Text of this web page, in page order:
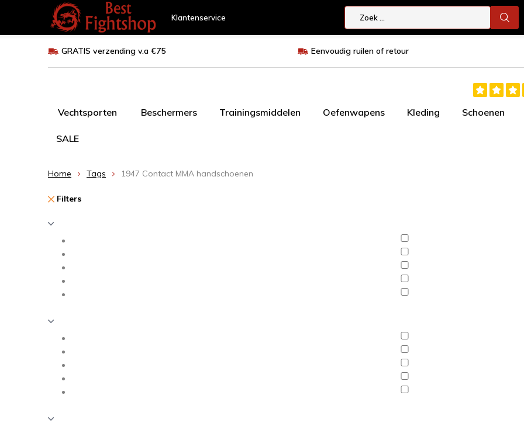
Klantenservice
GRATIS verzending v.a €75 Eenvoudig ruilen of retour
Vechtsporten Beschermers Trainingsmiddelen Oefenwapens Kleding Schoenen
SALE
Home Tags 1947 Contact MMA handschoenen
Filters